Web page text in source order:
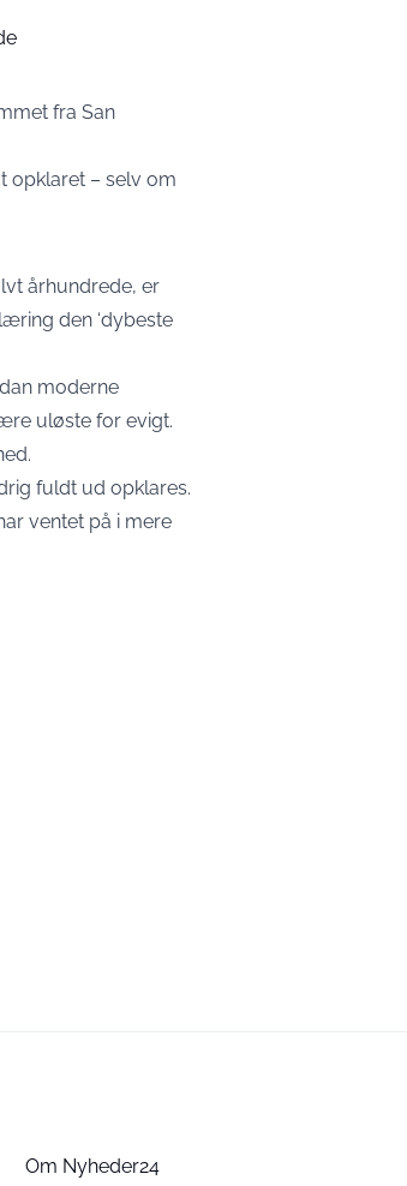
fra San
opklaret – selv om
århundrede, er
den ‘dybeste
moderne
uløste for evigt.
fuldt ud opklares.
ventet på i mere
Om Nyheder24